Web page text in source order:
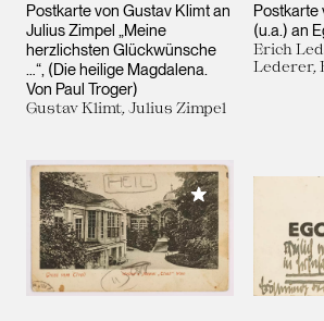
Postkarte von Gustav Klimt an
Julius Zimpel „Meine
herzlichsten Glückwünsche
…“, (Die heilige Magdalena.
Von Paul Troger)
Gustav Klimt, Julius Zimpel
Postkarte
(u.a.) an
Erich
Lederer,
Meiner Sammlung